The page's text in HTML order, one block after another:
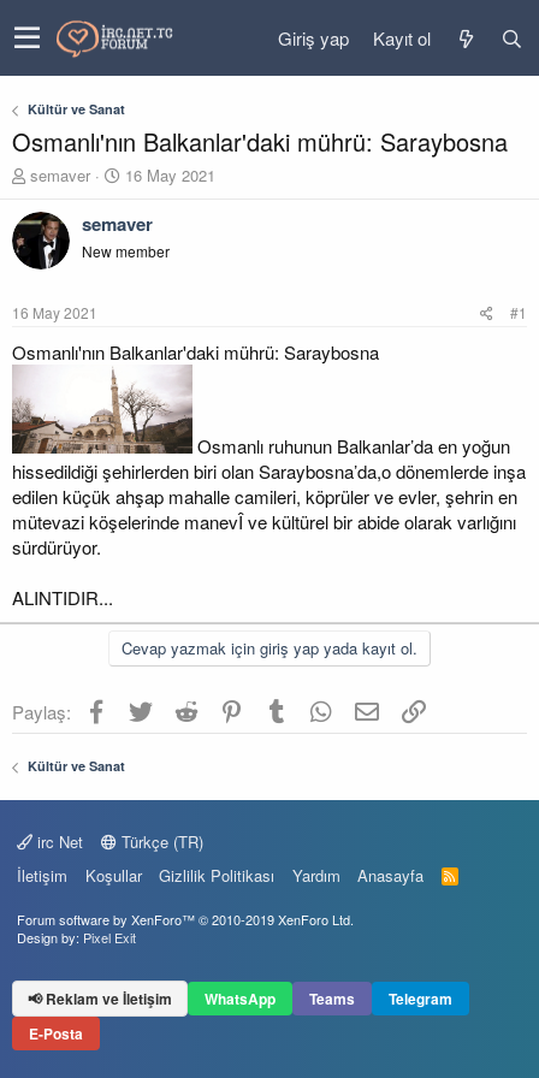
Giriş yap Kayıt ol
Kültür ve Sanat
Osmanlı'nın Balkanlar'daki mührü: Saraybosna
K
n
y
b
a
ş
l
t
a
n
semaver
B
ş
l
a
ç
a
r
i
h
i
16 May 2021
semaver
New member
16 May 2021 #1
Osmanlı'nın Balkanlar'daki mührü: Saraybosna
Osmanlı ruhunun Balkanlar’da en yoğun
hissedildiği şehirlerden biri olan Saraybosna’da,o dönemlerde inşa
edilen küçük ahşap mahalle camileri, köprüler ve evler, şehrin en
mütevazi köşelerinde manevÎ ve kültürel bir abide olarak varlığını
sürdürüyor.
ALINTIDIR...
Cevap yazmak için giriş yap yada kayıt ol.
Paylaş: Facebook
TwitterReddit PinterestTumblr WhatsApp
E-postaLink
Kültür ve Sanat
irc Net
Türkçe (TR)
İletişim
Koşullar Gizlilik Politikası Yardım Anasayfa
R
S
Forum software by XenForo™© 2010-2019 XenForo Ltd.
Design by: Pixel Exit
📢 Reklam ve İletişim WhatsApp Teams
Telegram
E-Posta